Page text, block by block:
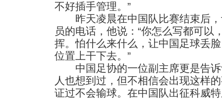
不好插手管理。”
昨天凌晨在中国队比赛结束后，
员的电话，他说：“你怎么写都可以
挥。怕什么来什么，让中国足球丢
位置上干下去。”
中国足协的一位副主席更是告诉
人也想到过，但不相信会出现这样
证过不会输球。在中国队出征科威